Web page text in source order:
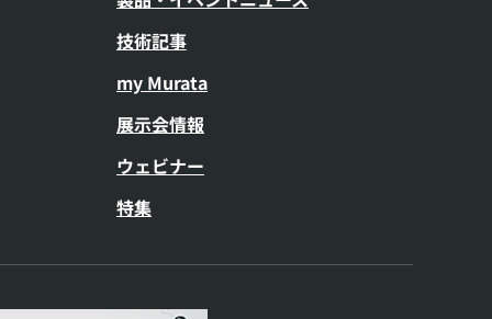
技術記事
my Murata
展示会情報
ウェビナー
特集